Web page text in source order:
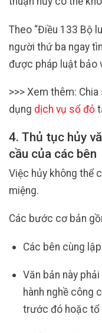
Theo “Điều 133 Bộ
người thứ ba ngay
được pháp luật bảo
>>> Xem thêm:
dụng dịch vụ sổ đỏ
4. Thủ tục hủy
cầu của các bên
Việc hủy không thể
miệng.
Các bước cơ bản
Các bên cùng
Văn bản này
hành nghề công
trước đó hoặc tổ